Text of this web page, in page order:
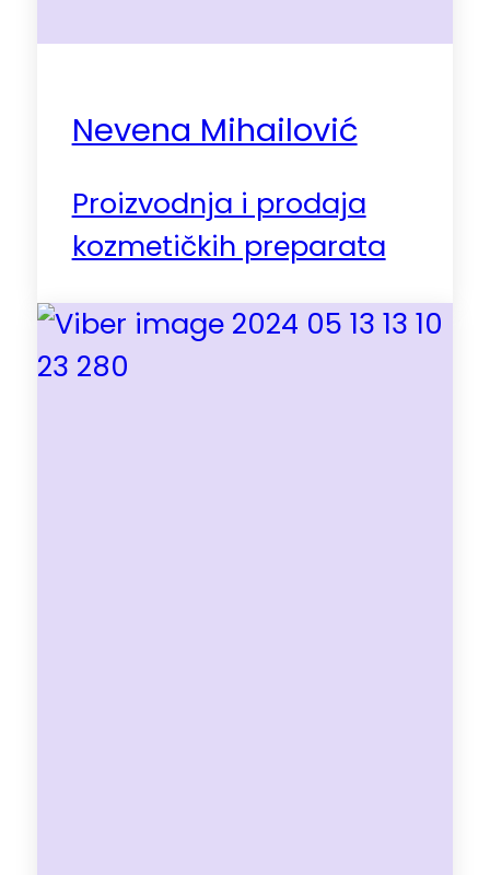
Nevena Mihailović
Proizvodnja i prodaja
kozmetičkih preparata